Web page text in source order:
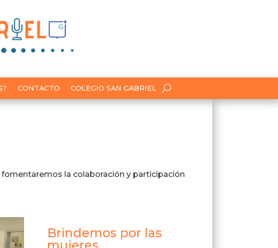
CONTACTO COLEGIO SAN GABRIEL
la colaboración y participación
Brindemos por las